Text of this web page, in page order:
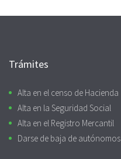
Trámites
Alta en el censo de Hacienda
Alta en la Seguridad Social
Alta en el Registro Mercantil
Darse de baja de autónomos